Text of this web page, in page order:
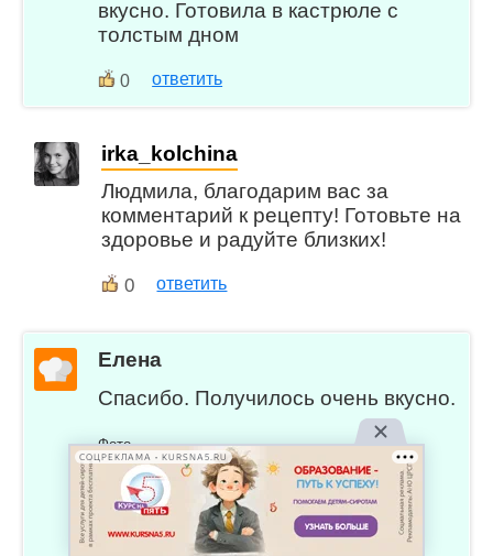
вкусно. Готовила в кастрюле с
толстым дном
0 ответить
irka_kolchina
Людмила, благодарим вас за
комментарий к рецепту! Готовьте на
здоровье и радуйте близких!
0 ответить
Елена
Спасибо. Получилось очень вкусно.
Фото
СОЦРЕКЛАМА • KURSNA5.RU